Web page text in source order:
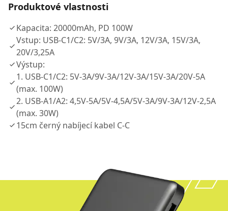
Produktové vlastnosti
Kapacita: 20000mAh, PD 100W
Vstup: USB-C1/C2: 5V/3A, 9V/3A, 12V/3A, 15V/3A,
20V/3,25A
Výstup:
1. USB-C1/C2: 5V-3A/9V-3A/12V-3A/15V-3A/20V-5A
(max. 100W)
2. USB-A1/A2: 4,5V-5A/5V-4,5A/5V-3A/9V-3A/12V-2,5A
(max. 30W)
15cm černý nabíjecí kabel C-C